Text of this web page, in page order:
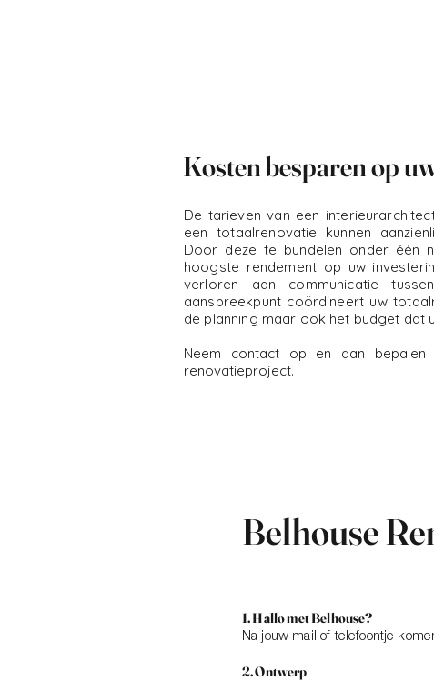
Kosten besparen op
De tarieven van een
een totaalrenovatie kunnen
Door deze te bundelen onder één
hoogste rendement op uw
verloren aan communicatie
aanspreekpunt coördineert uw
de planning maar ook het budget dat
Neem contact op en dan
renovatieproject.
Belhouse
1. Hallo met Belhouse?
Na jouw mail of telefoontje
2. Ontwerp